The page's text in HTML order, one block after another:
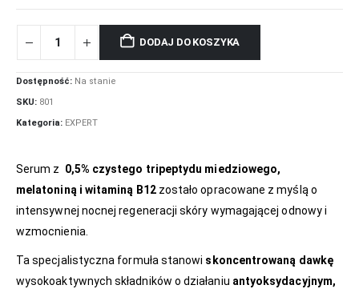
DODAJ DO KOSZYKA
Dostępność: Na stanie
SKU: 801
Kategoria: EXPERT
Serum z 0,5% czystego tripeptydu miedziowego,
melatoniną i witaminą B12zostało opracowane z myślą o
intensywnej nocnej regeneracji skóry wymagającej odnowy i
wzmocnienia.
Ta specjalistyczna formuła stanowi skoncentrowaną dawkę
wysokoaktywnych składników o działaniu antyoksydacyjnym,